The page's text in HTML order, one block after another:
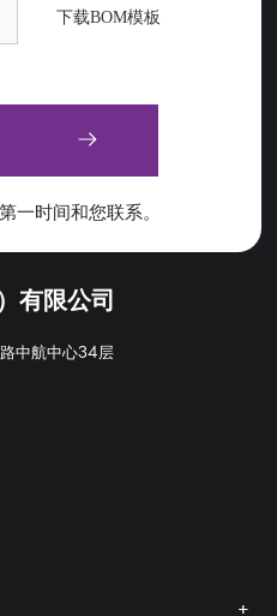
下载BOM模板
一时间和您联系。
有限公司
中航中心34层